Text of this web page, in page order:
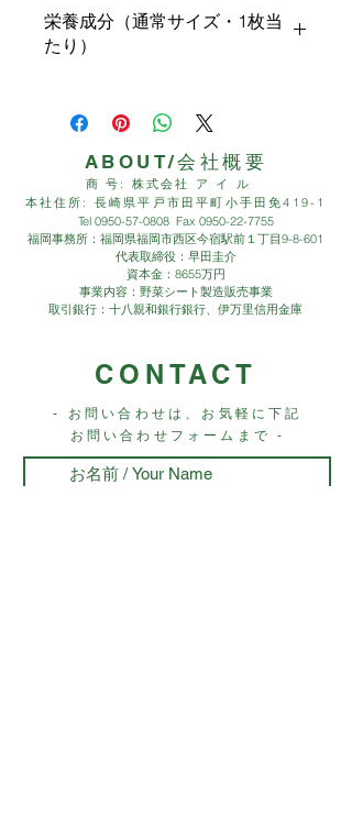
栄養成分（通常サイズ・1枚当
たり）
タンパク質 0.52g
脂質 0.08g
炭水化物 2.99g
ー食物繊維 1.59g
ー糖質 1.40g
食塩相当量 0.009g
ABOUT/会社概要
商 号: 株式会社 ア イ ル
本社住所: 長崎県平戸市田平町小手田免419-1
Tel 0950-57-0808Fax 0950-22-7755
福岡事務所：福岡県福岡市西区今宿駅前１丁目9-8-601
代表取締役：早田圭介
資本金：8655万円
事業内容：野菜シート製造販売事業
取引銀行：十八親和銀行銀行、伊万里信用金庫
CONTACT
- お問い合わせは、お気軽に下記
お問い合わせフォームまで -